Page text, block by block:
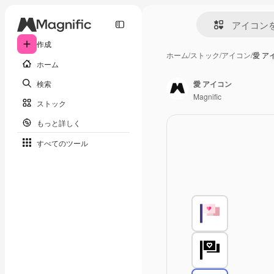
作成
ホーム
検索
ストック
もっと詳しく
すべてのツール
ホーム/ストック/アイコン/愛 ア
愛 アイコン
Magnific